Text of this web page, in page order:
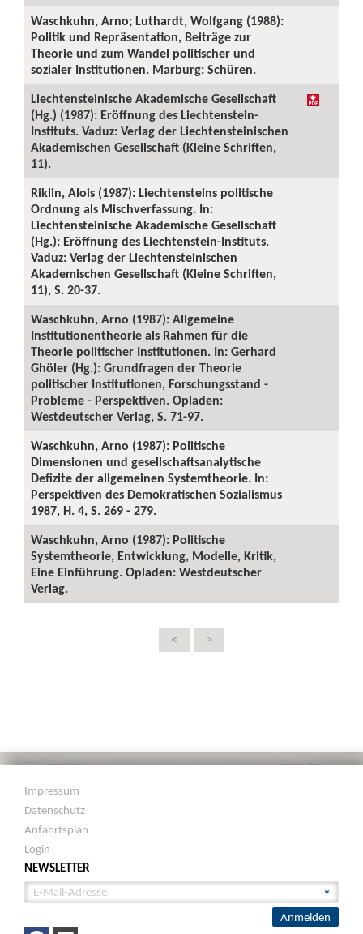
Waschkuhn, Arno; Luthardt, Wolfgang (1988):
Politik und Repräsentation, Beiträge zur
Theorie und zum Wandel politischer und
sozialer Institutionen. Marburg: Schüren.
Liechtensteinische Akademische Gesellschaft
(Hg.) (1987): Eröffnung des Liechtenstein-
Instituts. Vaduz: Verlag der Liechtensteinischen
Akademischen Gesellschaft (Kleine Schriften,
11).
Riklin, Alois (1987): Liechtensteins politische
Ordnung als Mischverfassung. In:
Liechtensteinische Akademische Gesellschaft
(Hg.): Eröffnung des Liechtenstein-Instituts.
Vaduz: Verlag der Liechtensteinischen
Akademischen Gesellschaft (Kleine Schriften,
11), S. 20-37.
Waschkuhn, Arno (1987): Allgemeine
Institutionentheorie als Rahmen für die
Theorie politischer Institutionen. In: Gerhard
Ghöler (Hg.): Grundfragen der Theorie
politischer Institutionen, Forschungsstand -
Probleme - Perspektiven. Opladen:
Westdeutscher Verlag, S. 71-97.
Waschkuhn, Arno (1987): Politische
Dimensionen und gesellschaftsanalytische
Defizite der allgemeinen Systemtheorie. In:
Perspektiven des Demokratischen Sozialismus
1987, H. 4, S. 269 - 279.
Waschkuhn, Arno (1987): Politische
Systemtheorie, Entwicklung, Modelle, Kritik,
Eine Einführung. Opladen: Westdeutscher
Verlag.
< >
Impressum
Datenschutz
Anfahrtsplan
Login
NEWSLETTER